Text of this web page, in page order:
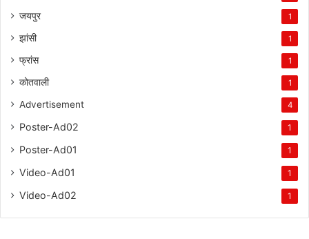
जयपुर 1
झांसी 1
फ्रांस 1
कोतवाली 1
Advertisement 4
Poster-Ad02 1
Poster-Ad01 1
Video-Ad01 1
Video-Ad02 1